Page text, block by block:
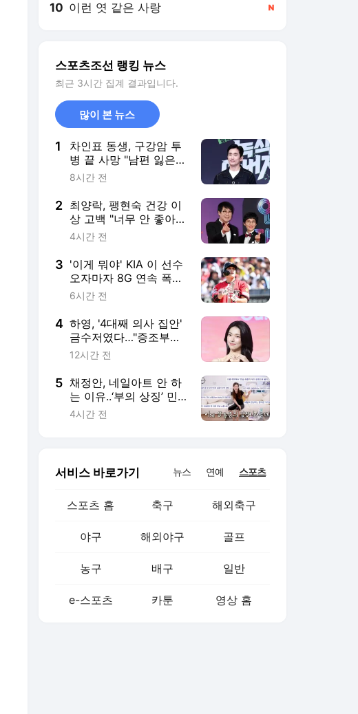
10 이런 엿 같은 사랑
스포츠조선 랭킹 뉴스
최근 3시간 집계 결과입니다.
많이 본 뉴스
1
차인표 동생, 구강암 투
병 끝 사망 "남편 잃은
제수씨 챙기느라 슬퍼할
프)
8시간 전
2 최양락, 팽현숙 건강 이
상 고백 "너무 안 좋아
약으로 살아, 얼마 못 살
4시간 전
3 '이게 뭐야' KIA 이 선수
오자마자 8G 연속 폭염
취소, 이런 변수가 다 있
6시간 전
4 하영, '4대째 의사 집안'
금수저였다…"증조부가
한양 최초 서양의원 개
12시간 전
5 채정안, 네일아트 안 하
는 이유..‘부의 상징’ 민
낯 손발톱 “상류층도 아
4시간 전
서비스 바로가기 뉴스 연예 스포츠
스포츠 홈 축구 해외축구
야구 해외야구 골프
농구 배구 일반
e-스포츠 카툰 영상 홈